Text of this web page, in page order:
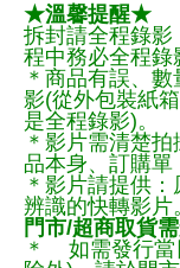
★溫馨提醒★
拆封請全程錄影
程中務必全程錄
＊商品有誤、
影(從外包裝紙
是全程錄影)。
＊影片需清楚
品本身、訂購單
＊影片請提供
辨識的快轉影片
門市/超商取貨需
＊ 如需發行當